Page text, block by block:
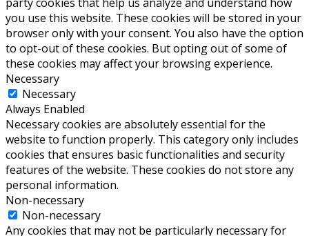
you use this website. These cookies will be stored in your
browser only with your consent. You also have the option
to opt-out of these cookies. But opting out of some of
these cookies may affect your browsing experience.
Necessary
Necessary
Always Enabled
Necessary cookies are absolutely essential for the
website to function properly. This category only includes
cookies that ensures basic functionalities and security
features of the website. These cookies do not store any
personal information.
Non-necessary
Non-necessary
Any cookies that may not be particularly necessary for